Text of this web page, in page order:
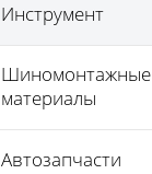
Инструмент
Шиномонтажные
материалы
Автозапчасти